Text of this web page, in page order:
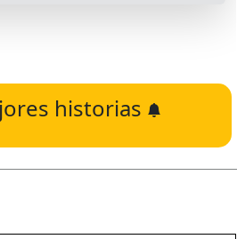
historias